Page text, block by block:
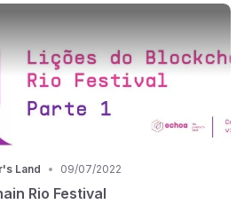
Land • 09/07/2022
Rio Festival